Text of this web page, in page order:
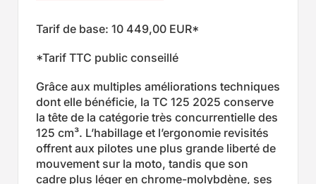
Tarif de base: 10 449,00 EUR*
*Tarif TTC public conseillé
Grâce aux multiples améliorations techniques
dont elle bénéficie, la TC 125 2025 conserve
la tête de la catégorie très concurrentielle des
125 cm³. L’habillage et l’ergonomie revisités
offrent aux pilotes une plus grande liberté de
mouvement sur la moto, tandis que son
cadre plus léger en chrome-molybdène, ses